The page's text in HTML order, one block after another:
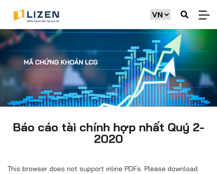
Báo cáo tài chính hợp nhất Quý 2-
2020
This browser does not support inline PDFs. Please download